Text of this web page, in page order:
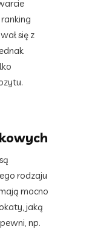
się z
rodzaju
mocno
jaką
np.